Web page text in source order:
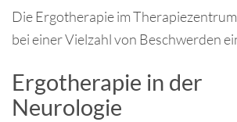
Die Ergotherapie im
bei einer Vielzahl von Beschwerden
Ergotherapie in der
Neurologie